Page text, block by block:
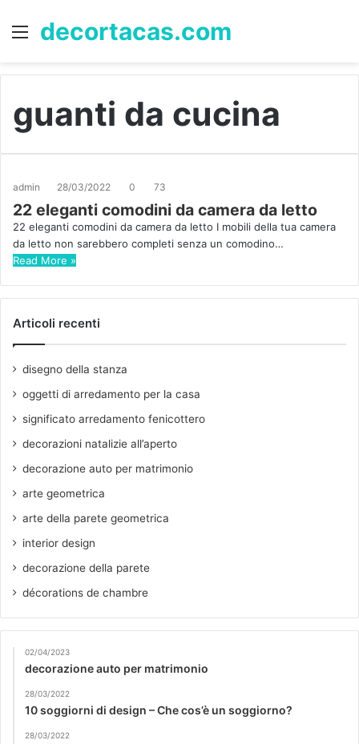
Menu
decortacas.com
guanti da cucina
admin 28/03/2022 0 73
22 eleganti comodini da camera da letto
22 eleganti comodini da camera da letto I mobili della tua camera
da letto non sarebbero completi senza un comodino…
Read More »
Articoli recenti
disegno della stanza
oggetti di arredamento per la casa
significato arredamento fenicottero
decorazioni natalizie all’aperto
decorazione auto per matrimonio
arte geometrica
arte della parete geometrica
interior design
decorazione della parete
décorations de chambre
02/04/2023
decorazione auto per matrimonio
28/03/2022
10 soggiorni di design – Che cos’è un soggiorno?
28/03/2022